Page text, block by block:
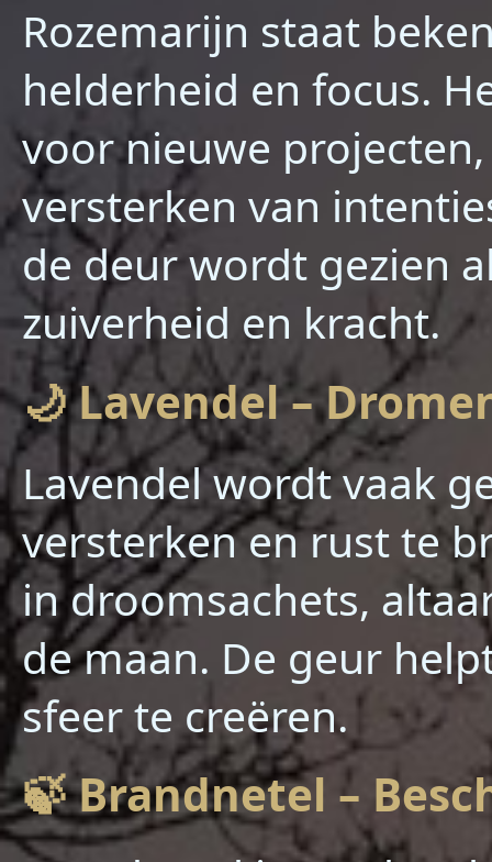
Rozemarijn staat
helderheid en focus.
voor nieuwe
versterken van
de deur wordt gezien
zuiverheid en kracht.
🌙 Lavendel –
Lavendel wordt vaak
versterken en rust te
in droomsachets,
de maan. De geur
sfeer te creëren.
🍃 Brandnetel –